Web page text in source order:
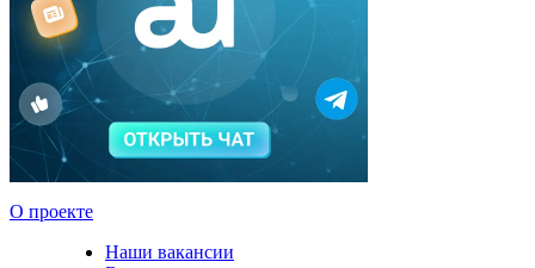
О проекте
Наши вакансии